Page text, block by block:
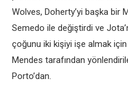
Wolves, Doherty’yi başka bir
Semedo ile değiştirdi ve
çoğunu iki kişiyi işe almak
Mendes tarafından
Porto’dan.